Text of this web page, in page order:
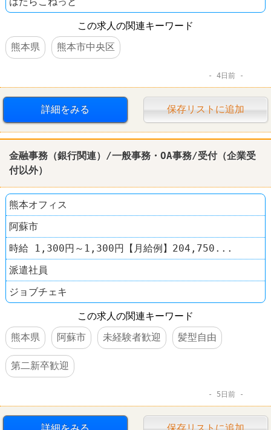
この求人の関連キーワード
熊本県
熊本市中央区
4日前
詳細をみる 保存リストに追加
金融事務（銀行関連）/一般事務・OA事務/受付（企業受
付以外）
熊本オフィス
阿蘇市
時給 1,300円～1,300円【月給例】204,750...
派遣社員
ジョブチェキ
この求人の関連キーワード
熊本県
阿蘇市 未経験者歓迎 髪型自由
第二新卒歓迎
5日前
詳細をみる 保存リストに追加